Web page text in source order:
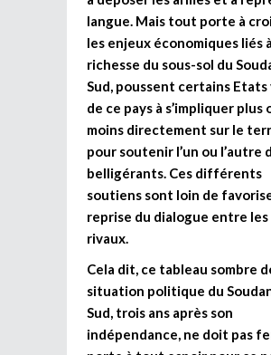
langue. Mais tout porte à
les enjeux économiques liés
richesse du sous-sol du
Sud, poussent certains Etats
de ce pays à s’impliquer plus
moins directement sur le
pour soutenir l’un ou l’autre
belligérants. Ces différents
soutiens sont loin de
reprise du dialogue entre les
rivaux.
Cela dit, ce tableau sombre
situation politique du
Sud, trois ans après son
indépendance, ne doit pas